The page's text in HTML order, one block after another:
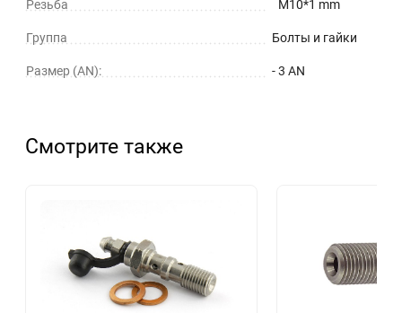
Резьба M10*1 mm
Группа Болты и гайки
Размер (AN): - 3 AN
Смотрите также